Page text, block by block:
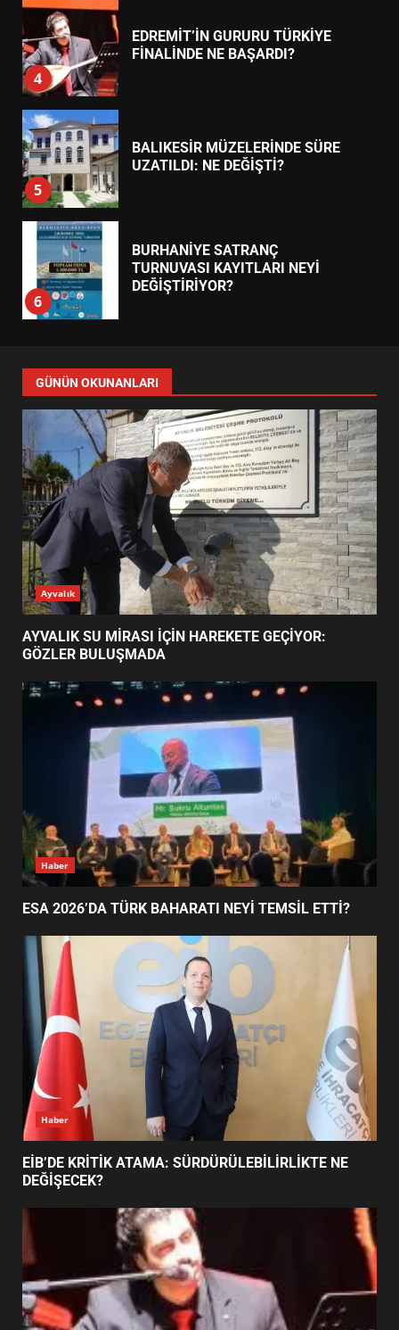
4
EDREMİT’İN GURURU TÜRKİYE
FİNALİNDE NE BAŞARDI?
5
BALIKESİR MÜZELERİNDE SÜRE
UZATILDI: NE DEĞİŞTİ?
6
BURHANİYE SATRANÇ
TURNUVASI KAYITLARI NEYİ
DEĞİŞTİRİYOR?
7
YENİ YÖNETİM NASIL
ŞEKİLLENDİ?
1
AYVALIK SU MİRASI İÇİN
HAREKETE GEÇİYOR: GÖZLER
BULUŞMADA
2
ESA 2026’DA TÜRK BAHARATI
NEYİ TEMSİL ETTİ?
EİB’DE KRİTİK ATAMA:
SÜRDÜRÜLEBİLİRLİKTE NE
DEĞİŞECEK?
4
EDREMİT’İN GURURU TÜRKİYE
FİNALİNDE NE BAŞARDI?
5
UZATILDI: NE DEĞİŞTİ?
6
BURHANİYE SATRANÇ
TURNUVASI KAYITLARI NEYİ
DEĞİŞTİRİYOR?
BURHANİYE BELEDİYESPOR’DA
YENİ YÖNETİM NASIL
GÜNÜN OKUNANLARI
Ayvalık
AYVALIK SU MİRASI İÇİN HAREKETE GEÇİYOR:
GÖZLER BULUŞMADA
Haber
ESA 2026’DA TÜRK BAHARATI NEYİ TEMSİL ETTİ?
Haber
EİB’DE KRİTİK ATAMA: SÜRDÜRÜLEBİLİRLİKTE NE
DEĞİŞECEK?